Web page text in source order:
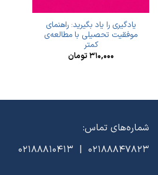
یادگیری را یاد بگیرید: راهنمای
موفقیت تحصیلی با مطالعه‌ی
کمتر
۳۱۰,۰۰۰تومان
شماره‌های تماس:
02188847823 | 02188810413